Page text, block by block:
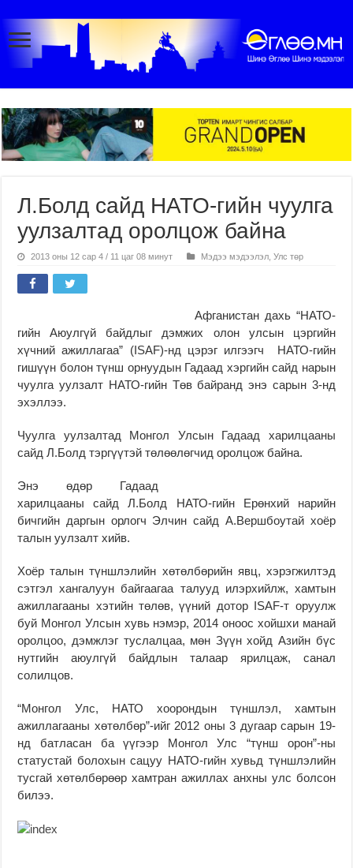
Л.Болд сайд НАТО-гийн чуулга
уулзалтад оролцож байна
2013 оны 12 сар 4 / 11 цаг 08 минут Мэдээ мэдээлэл ,Улс төр
Афганистан дахь “НАТО-
гийн Аюулгүй байдлыг дэмжих олон улсын цэргийн
хүчний ажиллагаа” (ISAF)-нд цэрэг илгээгч НАТО-гийн
гишүүн болон түнш орнуудын Гадаад хэргийн сайд нарын
чуулга уулзалт НАТО-гийн Төв байранд энэ сарын 3-нд
эхэллээ.
Чуулга уулзалтад Монгол Улсын Гадаад харилцааны
сайд Л.Болд тэргүүтэй төлөөлөгчид оролцож байна.
Энэ өдөр Гадаад
харилцааны сайд Л.Болд НАТО-гийн Ерөнхий нарийн
бичгийн даргын орлогч Элчин сайд А.Вершбоутай хоёр
талын уулзалт хийв.
Хоёр талын түншлэлийн хөтөлбөрийн явц, хэрэгжилтэд
сэтгэл хангалуун байгаагаа талууд илэрхийлж, хамтын
ажиллагааны хэтийн төлөв, үүний дотор ISAF-т оруулж
буй Монгол Улсын хувь нэмэр, 2014 оноос хойшхи манай
оролцоо, дэмжлэг туслалцаа, мөн Зүүн хойд Азийн бүс
нутгийн аюулгүй байдлын талаар ярилцаж, санал
солилцов.
“Монгол Улс, НАТО хоорондын түншлэл, хамтын
ажиллагааны хөтөлбөр”-ийг 2012 оны 3 дугаар сарын 19-
нд батласан ба үүгээр Монгол Улс “түнш орон”-ны
статустай болохын сацуу НАТО-гийн хувьд түншлэлийн
тусгай хөтөлбөрөөр хамтран ажиллах анхны улс болсон
билээ.